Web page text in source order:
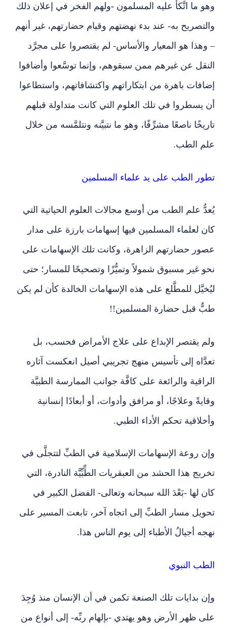
وهو ما اتَّكأ عليه المسلمون -ولهم الفخر في إعلان ذلك
والتصريح به- عند بدء نهضتهم وقيام حضارتهم، غير أنهم
– وهذا هو المعيار والأساس- لم يقتصروا على مجرَّد
النقل عن غيرهم ممن سبقوهم، وإنما توسَّعوا وأضافوا
إضافات باهرة من ابتكاراتهم واكتشافاتهم، واستطاعوا
أن يسطروا في تلك العلوم التي كانت متداولة قبلهم
تاريخًا ناصعًا مشرِّفًا، وهو ما نتبيَّنه ونتلمَّسه من خلال
علم الطب.
تطور الطب على يد علماء المسلمين
يُعدُّ علم الطب من أوسع مجالات العلوم الحياتية التي
كان لعلماء المسلمين فيها إسهامات بارزة على مدار
عصور حضارتهم الزاهرة، وكانت تلك الإسهامات على
نحو غير مسبوق شمولاً وتميُّزًا وتصحيحًا للمسار؛ حتى
ليُخيَّل للمطَّلع على هذه الإسهامات الخالدة كأن لم يكن
طبٌّ قبل حضارة المسلمين!!
ولم يقتصر الإبداع على علاج الأمراض فحسب، بل
تعدَّاه إلى تأسيس منهج تجريبي أصيل انعكست آثاره
الراقية والرائعة على كافَّة جوانب الممارسة الطبيَّة
وقايةً وعلاجًا، أو مرافق وأدوات، أو أبعادًا إنسانية
وأخلاقية تحكم الأداء الطبي.
وإن روعة الإسهامات الإسلامية في الطبِّ لتتجلَّى في
تخريج هذا الحشد من العبقريات الطِّبِّيَّة النادرة، التي
كان لها -بَعْدَ الله سبحانه وتعالى- الفضل الكبير في
تحويل مسار الطبِّ إلى اتجاه آخر، تابعت المسير على
نهجه أجيالُ الأطباء إلى يوم الناس هذا.
الطب النبوي
وإن بدايات تلك الصنعة تكمن في أن الإنسان منذ وُجِدَ
على ظهر الأرض وهو يهتدي -بإلهام ربِّه- إلى أنواع من